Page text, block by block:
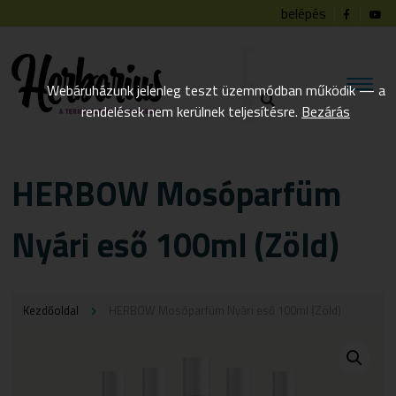
belépés
HERBOW Mosóparfüm
Nyári eső 100ml (Zöld)
Kezdőoldal
Webáruházunk jelenleg teszt üzemmódban működik — a
rendelések nem kerülnek teljesítésre. Bezárás